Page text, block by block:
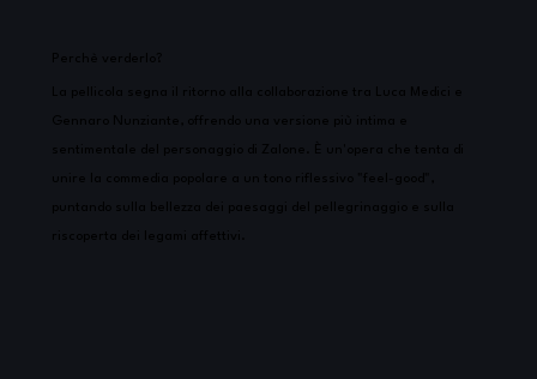
Perchè verderlo?
La pellicola segna il ritorno alla collaborazione tra Luca Medici e
Gennaro Nunziante, offrendo una versione più intima e
sentimentale del personaggio di Zalone. È un'opera che tenta di
unire la commedia popolare a un tono riflessivo "feel-good",
puntando sulla bellezza dei paesaggi del pellegrinaggio e sulla
riscoperta dei legami affettivi.